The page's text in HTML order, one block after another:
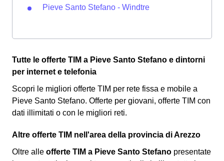
Pieve Santo Stefano - Windtre
Tutte le offerte TIM a Pieve Santo Stefano e dintorni
per internet e telefonia
Scopri le migliori offerte TIM per rete fissa e mobile a
Pieve Santo Stefano. Offerte per giovani, offerte TIM con
dati illimitati o con le migliori reti.
Altre offerte TIM nell'area della provincia di Arezzo
Oltre alle offerte TIM a Pieve Santo Stefano presentate